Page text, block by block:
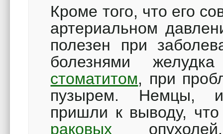
Кроме того, что его
артериальном
полезен при
болезнями
стоматитом, при
пузырем. Немцы,
пришли к выводу, что
раковых